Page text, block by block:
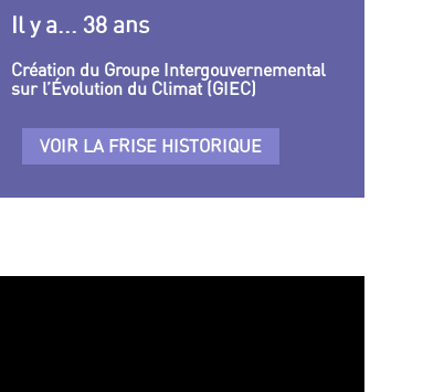
Il y a... 38 ans
Création du Groupe Intergouvernemental
sur l’Évolution du Climat (GIEC)
VOIR LA FRISE HISTORIQUE